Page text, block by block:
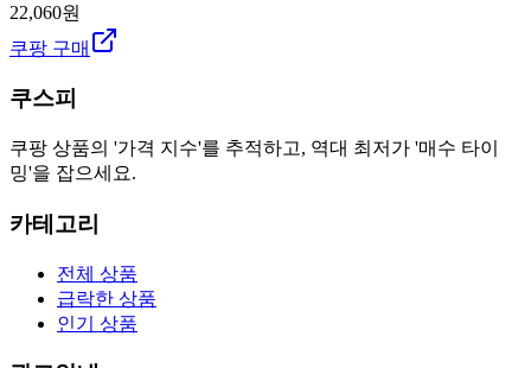
22,060원
쿠팡 구매
쿠스피
쿠팡 상품의 '가격 지수'를 추적하고, 역대 최저가 '매수 타이
밍'을 잡으세요.
카테고리
전체 상품
급락한 상품
인기 상품